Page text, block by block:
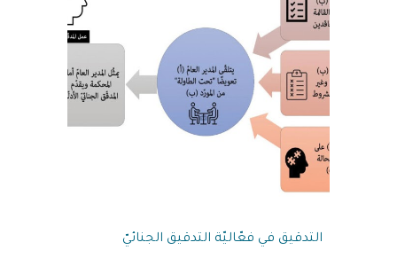
التدقيق في فعّاليّة التدقيق الجنائيّ